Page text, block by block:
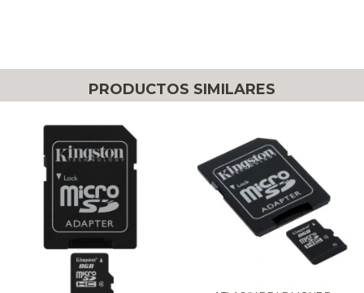
PRODUCTOS SIMILARES